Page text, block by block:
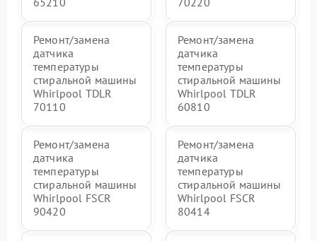
Ремонт/замена
датчика
температуры
стиральной машины
Whirlpool TDLR
70110
Ремонт/замена
датчика
температуры
стиральной машины
Whirlpool TDLR
60810
Ремонт/замена
датчика
температуры
стиральной машины
Whirlpool FSCR
90420
Ремонт/замена
датчика
температуры
стиральной машины
Whirlpool FSCR
80414